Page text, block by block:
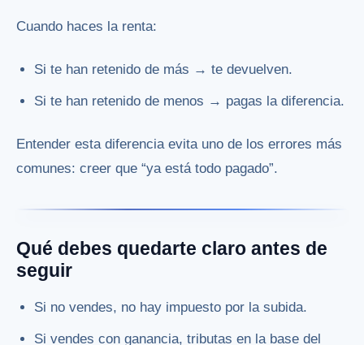
Cuando haces la renta:
Si te han retenido de más → te devuelven.
Si te han retenido de menos → pagas la diferencia.
Entender esta diferencia evita uno de los errores más
comunes: creer que “ya está todo pagado”.
Qué debes quedarte claro antes de
seguir
Si no vendes, no hay impuesto por la subida.
Si vendes con ganancia, tributas en la base del